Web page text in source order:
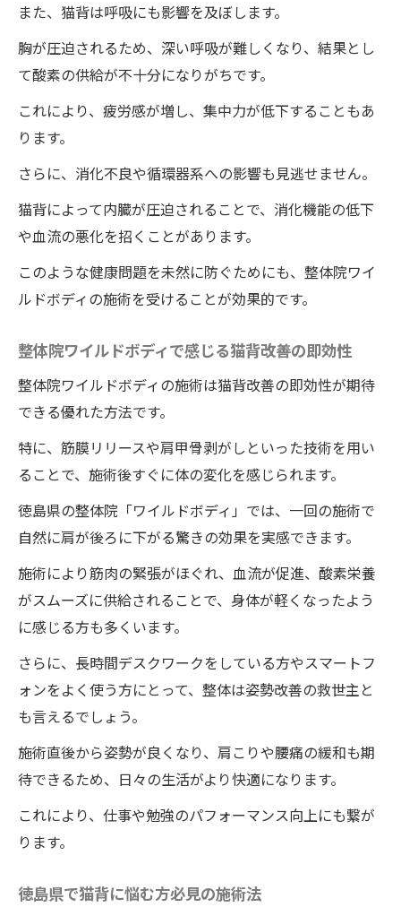
痛に与える影響
猫背改善で得られる美容効果
驚きの整体体験ワイルドボディで肩が自然に下
がる猫背矯正
筋膜リリースの役割とその効果
肩甲骨剥がしで得られる利点
整体院ワイルドボディによる姿勢改善の人
体科学
施術を受けた人々の声を紹介
整体で猫背とおさらばワイルドボディで肩が後
ろに下がる施術法
一回で肩が下がる秘密
整体院ワイルドボディの施術における専門
的技法
肩甲骨の動きがもたらす効果
施術後の姿勢維持方法
理由
猫背改善がもたらす生活の変化
しの効果とは
肩甲骨剥がしの技術と効果
体験者の声をもとにした効果紹介
整体院ワイルドボディで得られる長期的効
施術後のメンテナンス方法
また、猫背は呼吸にも影響を及ぼします。
胸が圧迫されるため、深い呼吸が難しくなり、結果とし
て酸素の供給が不十分になりがちです。
これにより、疲労感が増し、集中力が低下することもあ
ります。
さらに、消化不良や循環器系への影響も見逃せません。
猫背によって内臓が圧迫されることで、消化機能の低下
や血流の悪化を招くことがあります。
このような健康問題を未然に防ぐためにも、整体院ワイ
ルドボディの施術を受けることが効果的です。
整体院ワイルドボディで感じる猫背改善の即効性
整体院ワイルドボディの施術は猫背改善の即効性が期待
できる優れた方法です。
特に、筋膜リリースや肩甲骨剥がしといった技術を用い
ることで、施術後すぐに体の変化を感じられます。
徳島県の整体院「ワイルドボディ」では、一回の施術で
自然に肩が後ろに下がる驚きの効果を実感できます。
施術により筋肉の緊張がほぐれ、血流が促進、酸素栄養
がスムーズに供給されることで、身体が軽くなったよう
に感じる方も多くいます。
さらに、長時間デスクワークをしている方やスマートフ
ォンをよく使う方にとって、整体は姿勢改善の救世主と
も言えるでしょう。
施術直後から姿勢が良くなり、肩こりや腰痛の緩和も期
待できるため、日々の生活がより快適になります。
これにより、仕事や勉強のパフォーマンス向上にも繋が
ります。
徳島県で猫背に悩む方必見の施術法